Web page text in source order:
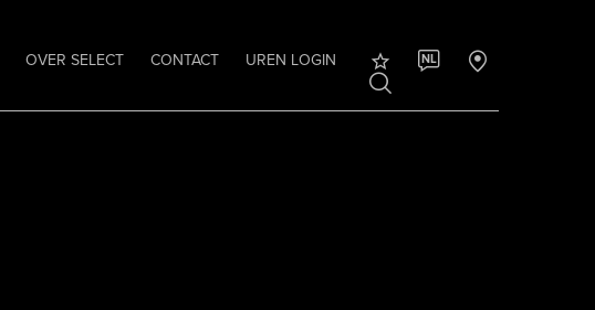
OVER SELECT CONTACT
UREN LOGIN
NL